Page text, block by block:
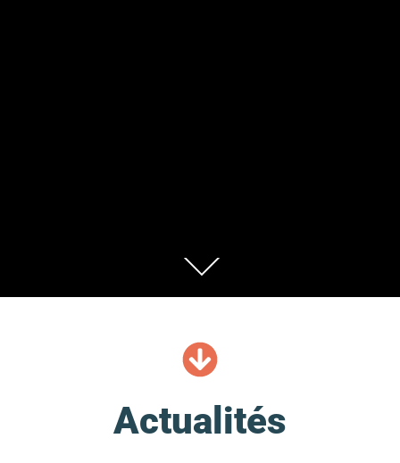
Actualités